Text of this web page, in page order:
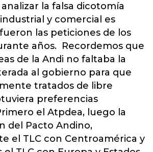
la falsa dicotomía
y comercial es
las peticiones de los
años. Recordemos que
de la Andi no faltaba la
al gobierno para que
tratados de libre
preferencias
el Atpdea, luego la
del Pacto Andino,
el TLC con Centroamérica y